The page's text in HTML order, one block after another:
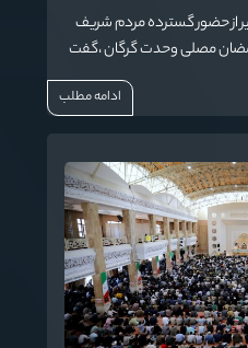
حضور گسترده مردم شریف
رمضان مصلی وحدت گرگان ،گفت
برپایی برنامه های مصلی و ارائه خدمات، امنیت
و دیگر عزیزان بود.ادامه مطلب